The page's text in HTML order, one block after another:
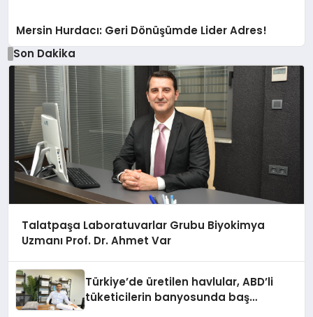
Mersin Hurdacı: Geri Dönüşümde Lider Adres!
Son Dakika
Talatpaşa Laboratuvarlar Grubu Biyokimya
Uzmanı Prof. Dr. Ahmet Var
Türkiye’de üretilen havlular, ABD’li
tüketicilerin banyosunda baş